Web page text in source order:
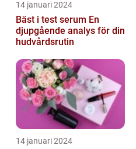
14 januari 2024
Bäst i test serum En
djupgående analys för din
hudvårdsrutin
14 januari 2024